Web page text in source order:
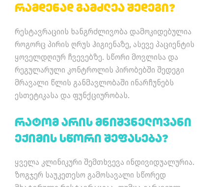
Რამდენად Გამძლეა Შედეგი?
რესტავრაციის ხანგრძლივობა დამოკიდებულია
როგორც პირის ღრუს ჰიგიენაზე, ასევე პაციენტის
ყოველდღიურ ჩვევებზე. სწორი მოვლისა და
რეგულარული კონტროლის პირობებში შედეგი
მრავალი წლის განმავლობაში ინარჩუნებს
ესთეტიკასა და ფუნქციურობას.
Რატომ Არის Მნიშვნელოვანი
Ექიმის Სწორი Შეფასება?
ყველა კლინიკური შემთხვევა ინდივიდუალურია.
ზოგჯერ საუკეთესო გამოსავალი სწორედ